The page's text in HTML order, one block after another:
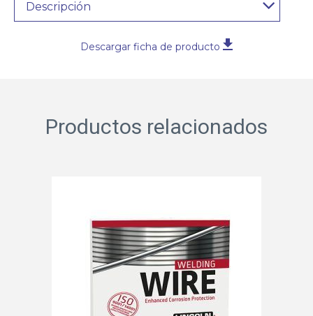
Descripción
Descargar ficha de producto
Productos relacionados